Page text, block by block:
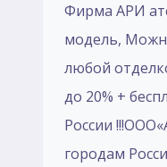
Фирма АРИ
модель,
любой
до 20% +
России
городам